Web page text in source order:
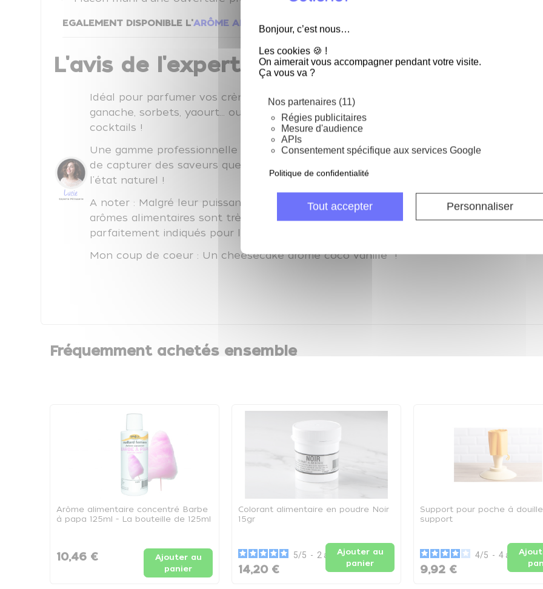
Bonjour, c’est nous…
Les cookies 🍪 !
On aimerait vous accompagner pendant votre visite.
Ça vous va ?
Nos partenaires (11)
Régies publicitaires
Mesure d'audience
APIs
Consentement spécifique aux services Google
Tout accepter Personnaliser
Politique de confidentialité
EGALEMENT DISPONIBLE L'ARÔME ALIMENTAIRE DE VANILLE BOURBON
L'avis de l'expert Colichef :
Idéal pour parfumer vos crèmes pâtissières, macarons,
ganache, sorbets, yaourt... ou même vos préparations salées &
cocktails !
Une gamme professionnelle d'arômes alimentaires qui permet
de capturer des saveurs que l'on ne peut pas transformer à
l'état naturel !
A noter : Malgré leur puissante concentration gustative, ces
arômes alimentaires sont très pauvres en calories et sont
parfaitement indiqués pour les recettes diététiques.
Mon coup de coeur : Un cheesecake arôme coco vanille !
Fréquemment achetés ensemble
Arôme alimentaire concentré Barbe
à papa 125ml - La bouteille de 125ml
10,46 €
Ajouter au
panier
Colorant alimentaire en poudre Noir
15gr
5/5 - 2 avis
14,20 €
Ajouter au
panier
Support pour poche à
support
4/5 - 4 avis
9,92 €